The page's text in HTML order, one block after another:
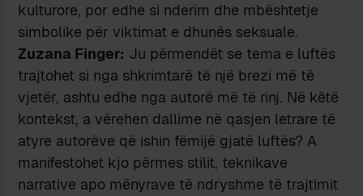
kulturore, por edhe si nderim dhe mbështetje
simbolike për viktimat e dhunës seksuale.
Zuzana Finger: Ju përmendët se tema e luftës
trajtohet si nga shkrimtarë të një brezi më të
vjetër, ashtu edhe nga autorë më të rinj. Në këtë
kontekst, a vërehen dallime në qasjen letrare të
atyre autorëve që ishin fëmijë gjatë luftës? A
manifestohet kjo përmes stilit, teknikave
narrative apo mënyrave të ndryshme të trajtimit